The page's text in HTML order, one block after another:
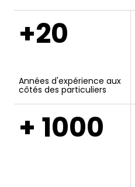
+20
Années d'expérience aux
côtés des particuliers
+ 1000